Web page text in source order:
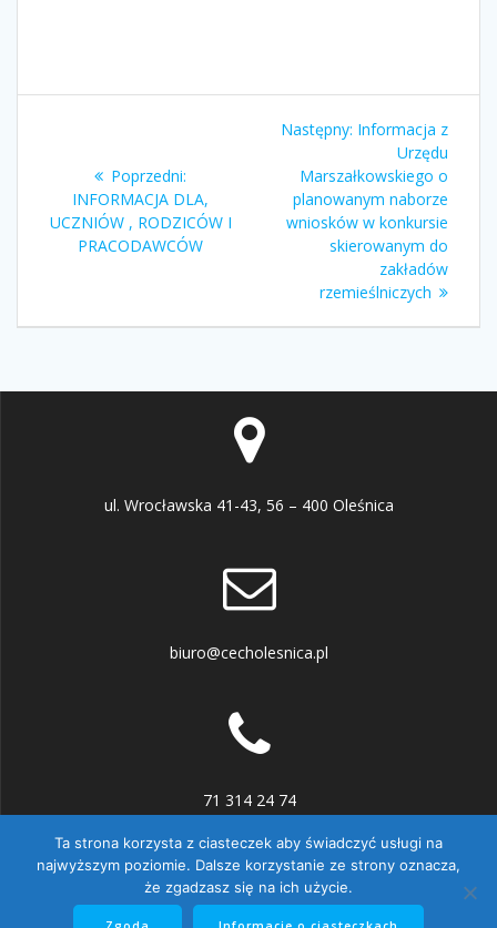
wpisuPoprzedni:
wpis:
INFORMACJA DLA,
UCZNIÓW , RODZICÓW I
PRACODAWCÓW
Następny: Następny
Informacja z
Urzędu
Marszałkowskiego o
planowanym naborze
wniosków w konkursie
skierowanym do
zakładów
rzemieślniczych
ul. Wrocławska 41-43, 56 – 400 Oleśnica
biuro@cecholesnica.pl
71 314 24 74
© 2026 Cech Rzemiosł Różnych w Oleśnicy. Zbudowano przy
Ta strona korzysta z ciasteczek aby świadczyć usługi na
najwyższym poziomie. Dalsze korzystanie ze strony oznacza,
że zgadzasz się na ich użycie.